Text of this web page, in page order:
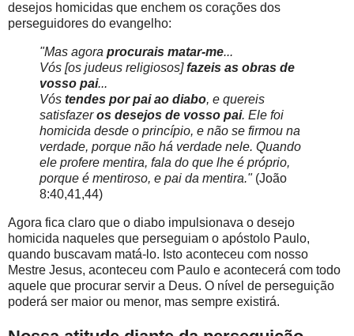
desejos homicidas que enchem os corações dos
perseguidores do evangelho:
"Mas agora procurais matar-me...
Vós [os judeus religiosos]fazeis as obras de
vosso pai...
Vós tendes por pai ao diabo, e quereis
satisfazeros desejos de vosso pai. Ele foi
homicida desde o princípio, e não se firmou na
verdade, porque não há verdade nele. Quando
ele profere mentira, fala do que lhe é próprio,
porque é mentiroso, e pai da mentira."(João
8:40,41,44)
Agora fica claro que o diabo impulsionava o desejo
homicida naqueles que perseguiam o apóstolo Paulo,
quando buscavam matá-lo. Isto aconteceu com nosso
Mestre Jesus, aconteceu com Paulo e acontecerá com todo
aquele que procurar servir a Deus. O nível de perseguição
poderá ser maior ou menor, mas sempre existirá.